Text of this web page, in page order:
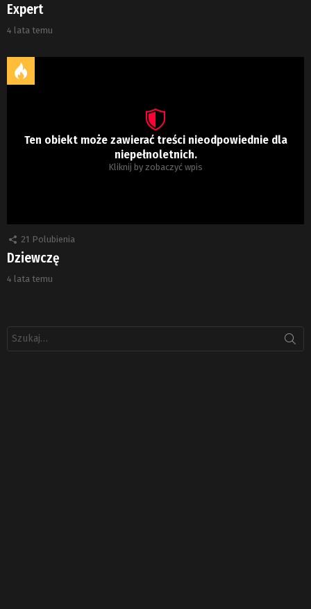
Expert
4 lata temu
Ten obiekt może zawierać treści nieodpowiednie dla
niepełnoletnich.
Kliknij by zobaczyć wpis
21 Polubienia
Dziewczę
4 lata temu